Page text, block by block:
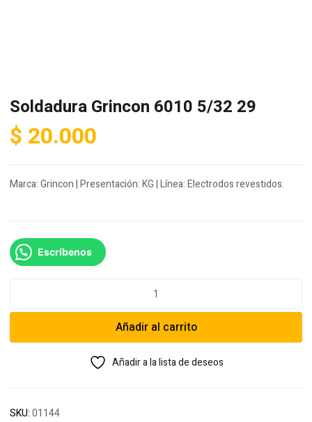
Soldadura Grincon 6010 5/32 29
$ 20.000
Marca: Grincon | Presentación: KG | Línea: Electrodos revestidos.
Escríbenos
6010
29
Añadir al carrito
Añadir a la lista de deseos
SKU:01144